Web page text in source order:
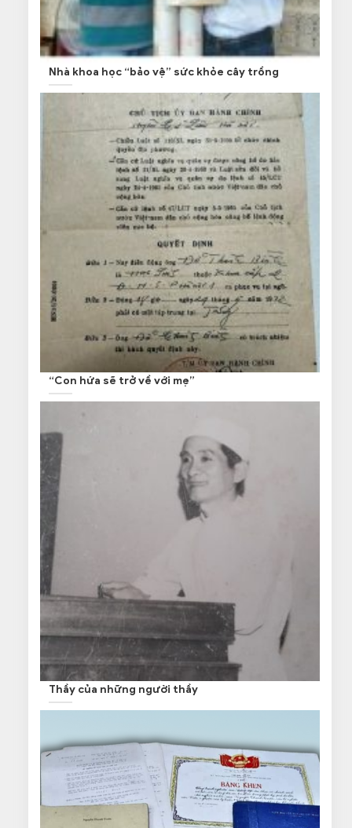
Nhà khoa học “bảo vệ” sức khỏe cây trồng
“Con hứa sẽ trở về với mẹ”
Thầy của những người thầy